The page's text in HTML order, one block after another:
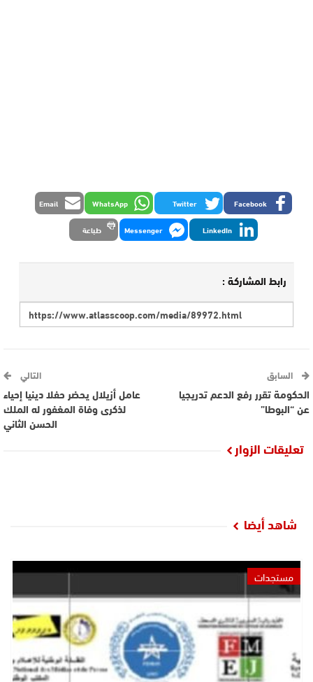
Facebook
Twitter
WhatsApp
Email
LinkedIn
Messenger طباعة
رابط المشاركة :
السابق
الحكومة تقرر رفع الدعم تدريجيا
عن “البوطا”
التالي
عامل أزيلال يحضر حفلا دينيا إحياء
لذكرى وفاة المغفور له الملك
الحسن الثاني
تعليقات الزوار
شاهد أيضا
مستجدات